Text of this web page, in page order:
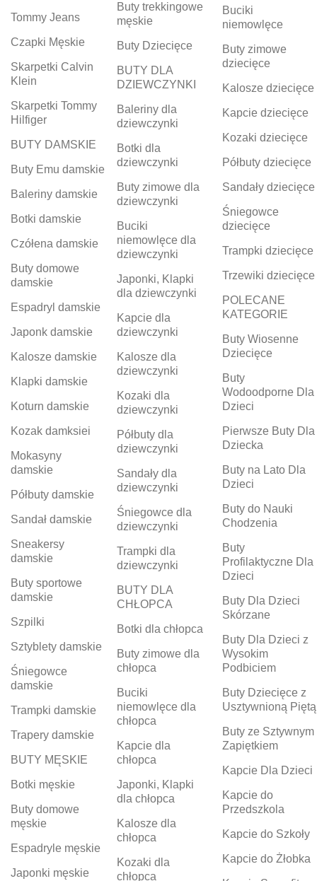
Tommy Jeans
Czapki Męskie
Skarpetki Calvin
Klein
Skarpetki Tommy
Hilfiger
BUTY DAMSKIE
Buty Emu damskie
Baleriny damskie
Botki damskie
Czółena damskie
Buty domowe
damskie
Espadryl damskie
Japonk damskie
Kalosze damskie
Klapki damskie
Koturn damskie
Kozak damksiei
Mokasyny
damskie
Półbuty damskie
Sandał damskie
Sneakersy
damskie
Buty sportowe
damskie
Szpilki
Sztyblety damskie
Śniegowce
damskie
Trampki damskie
Trapery damskie
BUTY MĘSKIE
Botki męskie
Buty domowe
męskie
Espadryle męskie
Japonki męskie
Buty trekkingowe
męskie
Buty Dziecięce
BUTY DLA
DZIEWCZYNKI
Baleriny dla
dziewczynki
Botki dla
dziewczynki
Buty zimowe dla
dziewczynki
Buciki
niemowlęce dla
dziewczynki
Japonki, Klapki
dla dziewczynki
Kapcie dla
dziewczynki
Kalosze dla
dziewczynki
Kozaki dla
dziewczynki
Półbuty dla
dziewczynki
Sandały dla
dziewczynki
Śniegowce dla
dziewczynki
Trampki dla
dziewczynki
BUTY DLA
CHŁOPCA
Botki dla chłopca
Buty zimowe dla
chłopca
Buciki
niemowlęce dla
chłopca
Kapcie dla
chłopca
Japonki, Klapki
dla chłopca
Kalosze dla
chłopca
Kozaki dla
chłopca
Buciki
niemowlęce
Buty zimowe
dziecięce
Kalosze dziecięce
Kapcie dziecięce
Kozaki dziecięce
Półbuty dziecięce
Sandały dziecięce
Śniegowce
dziecięce
Trampki dziecięce
Trzewiki dziecięce
POLECANE
KATEGORIE
Buty Wiosenne
Dziecięce
Buty
Wodoodporne Dla
Dzieci
Pierwsze Buty Dla
Dziecka
Buty na Lato Dla
Dzieci
Buty do Nauki
Chodzenia
Buty
Profilaktyczne Dla
Dzieci
Buty Dla Dzieci
Skórzane
Buty Dla Dzieci z
Wysokim
Podbiciem
Buty Dziecięce z
Usztywnioną Piętą
Buty ze Sztywnym
Zapiętkiem
Kapcie Dla Dzieci
Kapcie do
Przedszkola
Kapcie do Szkoły
Kapcie do Żłobka